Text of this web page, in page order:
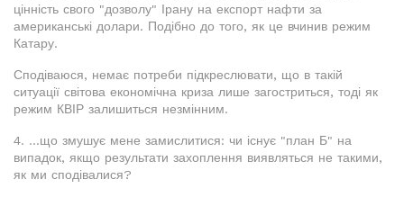
цінність свого "дозволу" Ірану на експорт нафти за
американські долари. Подібно до того, як це вчинив режим
Катару.
Сподіваюся, немає потреби підкреслювати, що в такій
ситуації світова економічна криза лише загостриться, тоді як
режим КВІР залишиться незмінним.
4. ...що змушує мене замислитися: чи існує "план Б" на
випадок, якщо результати захоплення виявляться не такими,
як ми сподівалися?